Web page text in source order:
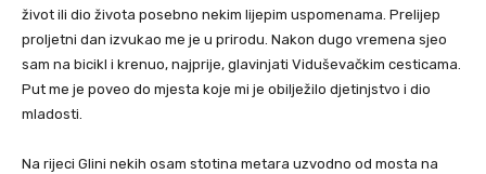
život ili dio života posebno nekim lijepim uspomenama. Prelijep
proljetni dan izvukao me je u prirodu. Nakon dugo vremena sjeo
sam na bicikl i krenuo, najprije, glavinjati Viduševačkim cesticama.
Put me je poveo do mjesta koje mi je obilježilo djetinjstvo i dio
mladosti.
Na rijeci Glini nekih osam stotina metara uzvodno od mosta na